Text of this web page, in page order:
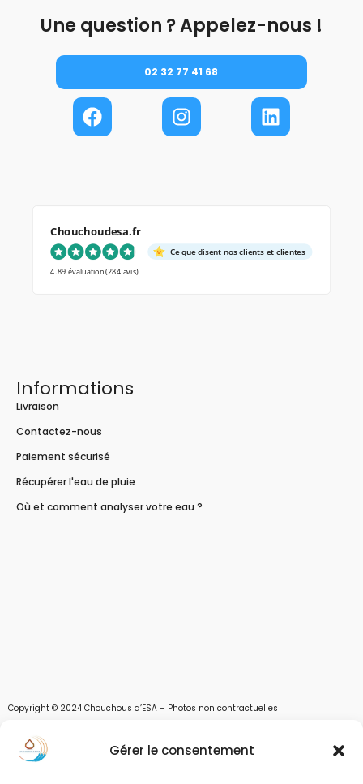
Gérer le consentement
Une question ? Appelez-nous !
02 32 77 41 68
Chouchoudesa.fr
Ce que disent nos clients et clientes
4.89 évaluation(284 avis)
Informations
Livraison
Contactez-nous
Paiement sécurisé
Récupérer l'eau de pluie
Où et comment analyser votre eau ?
Copyright © 2024 Chouchous d’ESA – Photos non contractuelles
Les chouchous d’Esa vous apportent toutes les solutions pour récupérer l’eau de
pluie, et des moyens pour stocker, filtrer, traiter et potabiliser l’eau d’un forage,